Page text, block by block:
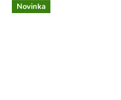
Novinka